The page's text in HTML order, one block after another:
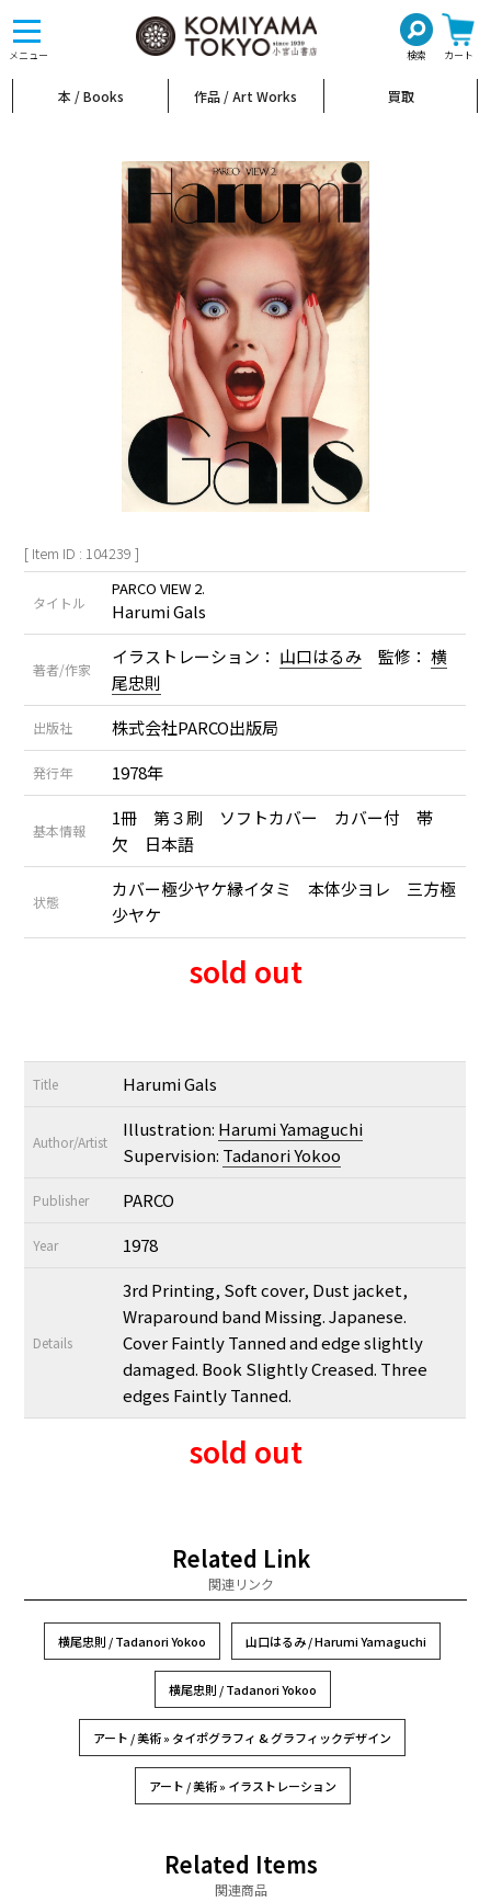
メニュー 検索 カート
toggle
navigation
本 / Books 作品 / Art Works 買取
[ Item ID : 104239 ]
タイトル
PARCO VIEW 2.
Harumi Gals
著者/作家
イラストレーション： 山口はるみ 監修：横
尾忠則
出版社 株式会社PARCO出版局
発行年 1978年
基本情報
1冊 第３刷 ソフトカバー カバー付 帯
欠 日本語
状態
カバー極少ヤケ縁イタミ 本体少ヨレ 三方極
少ヤケ
sold out
Title Harumi Gals
Author/Artist
Illustration: Harumi Yamaguchi
Supervision: Tadanori Yokoo
Publisher PARCO
Year 1978
Details
3rd Printing, Soft cover, Dust jacket,
Wraparound band Missing. Japanese.
Cover Faintly Tanned and edge slightly
damaged. Book Slightly Creased. Three
edges Faintly Tanned.
sold out
Related Link
関連リンク
横尾忠則 / Tadanori Yokoo 山口はるみ / Harumi Yamaguchi
横尾忠則 / Tadanori Yokoo
アート / 美術 » タイポグラフィ & グラフィックデザイン
アート / 美術 » イラストレーション
Related Items
関連商品